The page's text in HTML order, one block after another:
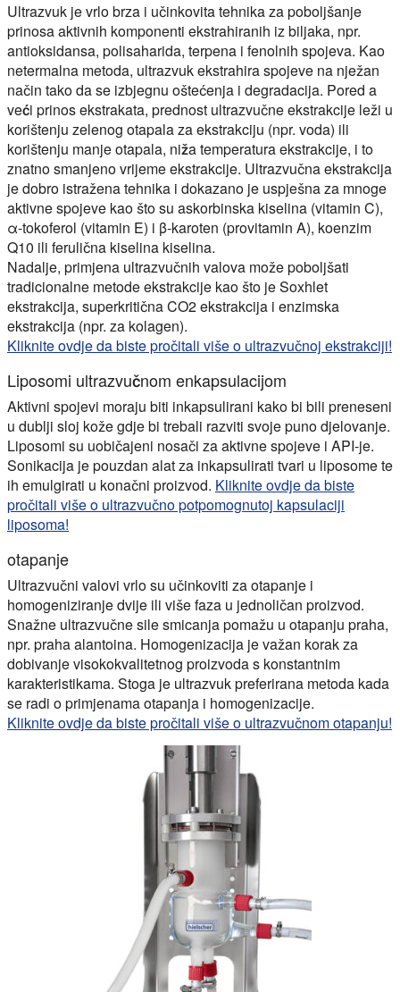
Ultrazvuk je vrlo brza i učinkovita tehnika za poboljšanje
prinosa aktivnih komponenti ekstrahiranih iz biljaka, npr.
antioksidansa, polisaharida, terpena i fenolnih spojeva. Kao
netermalna metoda, ultrazvuk ekstrahira spojeve na nježan
način tako da se izbjegnu oštećenja i degradacija. Pored a
veći prinos ekstrakata, prednost ultrazvučne ekstrakcije leži u
korištenju zelenog otapala za ekstrakciju (npr. voda) ili
korištenju manje otapala, niža temperatura ekstrakcije, i to
znatnosmanjeno vrijeme ekstrakcije. Ultrazvučna ekstrakcija
je dobro istražena tehnika i dokazano je uspješna za mnoge
aktivne spojeve kao što su askorbinska kiselina (vitamin C),
α-tokoferol (vitamin E) i β-karoten (provitamin A), koenzim
Q10 ili ferulična kiselina kiselina.
Nadalje, primjena ultrazvučnih valova može poboljšati
tradicionalne metode ekstrakcije kao što je Soxhlet
ekstrakcija, superkritična CO2 ekstrakcija i enzimska
ekstrakcija (npr. za kolagen).
Kliknite ovdje da biste pročitali više o ultrazvučnoj ekstrakciji!
Liposomi ultrazvučnom enkapsulacijom
Aktivni spojevi moraju biti inkapsulirani kako bi bili preneseni
u dublji sloj kože gdje bi trebali razviti svoje puno djelovanje.
Liposomi su uobičajeni nosači za aktivne spojeve i API-je.
Sonikacija je pouzdan alat za inkapsulirati tvari u liposomete
ih emulgirati u konačni proizvod. Kliknite ovdje da biste
pročitali više o ultrazvučno potpomognutoj kapsulaciji
liposoma!
otapanje
Ultrazvučni valovi vrlo su učinkoviti za otapanje i
homogeniziranje dvije ili više faza u jednoličan proizvod.
Snažne ultrazvučne sile smicanja pomažu u otapanju praha,
npr. praha alantoina. Homogenizacija je važan korak za
dobivanje visokokvalitetnog proizvoda s konstantnim
karakteristikama. Stoga je ultrazvuk preferirana metoda kada
se radi o primjenama otapanja i homogenizacije.
Kliknite ovdje da biste pročitali više o ultrazvučnom otapanju!